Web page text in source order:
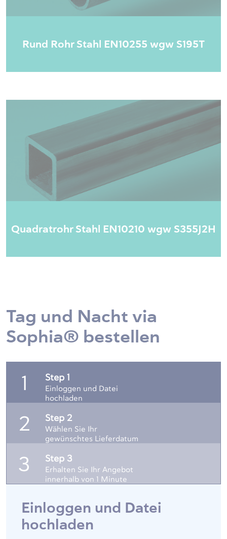
Rund Rohr Stahl EN10255 wgw S195T
Quadratrohr Stahl EN10210 wgw S355J2H
Tag und Nacht via
Sophia® bestellen
1 Step 1
Einloggen und Datei
hochladen
2 Step 2
Wählen Sie Ihr
gewünschtes Lieferdatum
3 Step 3
Erhalten Sie Ihr Angebot
innerhalb von 1 Minute
Einloggen und Datei
hochladen